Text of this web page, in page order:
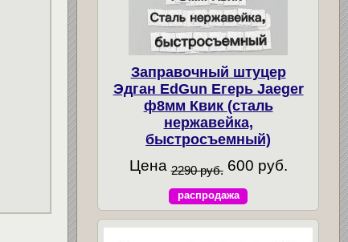
Заправочный штуцер
Эдган EdGun Егерь Jaeger
ф8мм Квик (сталь
нержавейка,
быстросъемный)
Цена 2290 руб. 600 руб.
распродажа